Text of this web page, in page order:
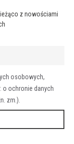
z nowościami
osobowych,
o ochronie danych
zm.).